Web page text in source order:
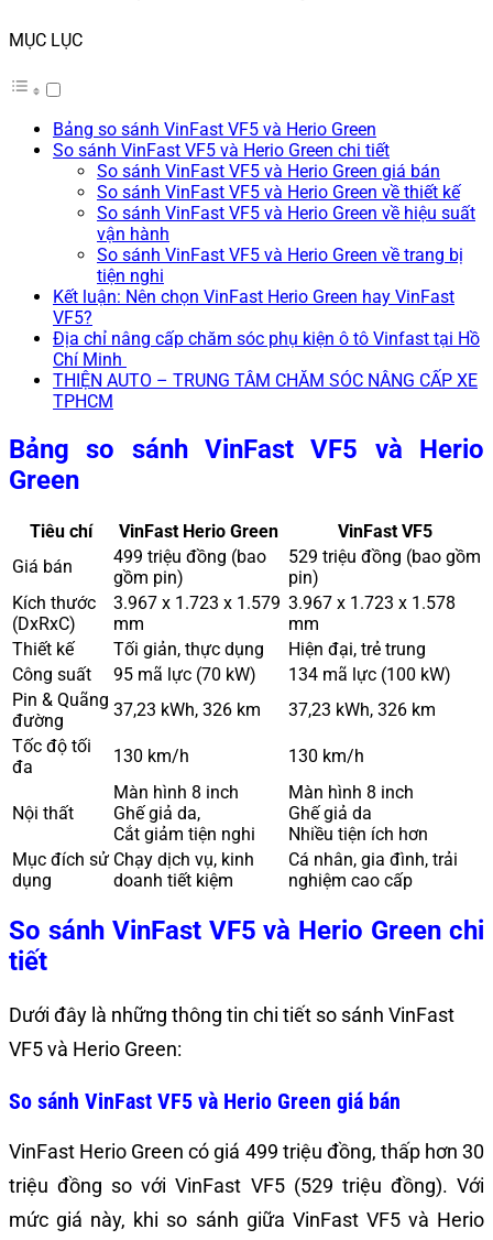
MỤC LỤC
Bảng so sánh VinFast VF5 và Herio Green
So sánh VinFast VF5 và Herio Green chi tiết
So sánh VinFast VF5 và Herio Green giá bán
So sánh VinFast VF5 và Herio Green về thiết kế
So sánh VinFast VF5 và Herio Green về hiệu suất
vận hành
So sánh VinFast VF5 và Herio Green về trang bị
tiện nghi
Kết luận: Nên chọn VinFast Herio Green hay VinFast
VF5?
Địa chỉ nâng cấp chăm sóc phụ kiện ô tô Vinfast tại Hồ
Chí Minh
THIỆN AUTO – TRUNG TÂM CHĂM SÓC NÂNG CẤP XE
TPHCM
Bảng so sánh VinFast VF5 và Herio
Green
Tiêu chí VinFast Herio Green
VinFast VF5
Giá bán
499 triệu đồng (bao
gồm pin)
529 triệu đồng (bao gồm
pin)
Kích thước
(DxRxC)
3.967 x 1.723 x 1.579
mm
3.967 x 1.723 x 1.578
mm
Thiết kế
Tối giản, thực dụng
Hiện đại, trẻ trung
Công suất
95 mã lực (70 kW)
134 mã lực (100 kW)
Pin & Quãng
đường
37,23 kWh, 326 km
37,23 kWh, 326 km
Tốc độ tối
đa
130 km/h 130 km/h
Nội thất
Màn hình 8 inch
Ghế giả da,
Cắt giảm tiện nghi
Màn hình 8 inch
Ghế giả da
Nhiều tiện ích hơn
Mục đích sử
dụng
Chạy dịch vụ, kinh
doanh tiết kiệm
Cá nhân, gia đình, trải
nghiệm cao cấp
So sánh VinFast VF5 và Herio Green chi
tiết
Dưới đây là những thông tin chi tiết so sánh VinFast
VF5 và Herio Green:
So sánh VinFast VF5 và Herio Green giá bán
VinFast Herio Green có giá 499 triệu đồng, thấp hơn 30
triệu đồng so với VinFast VF5 (529 triệu đồng). Với
mức giá này, khi so sánh giữa VinFast VF5 và Herio